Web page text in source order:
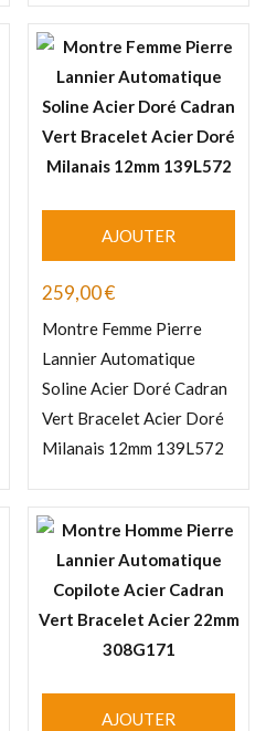
AJOUTER
259,00€
Montre Femme Pierre
Lannier Automatique
Soline Acier Doré Cadran
Vert Bracelet Acier Doré
Milanais 12mm 139L572
AJOUTER